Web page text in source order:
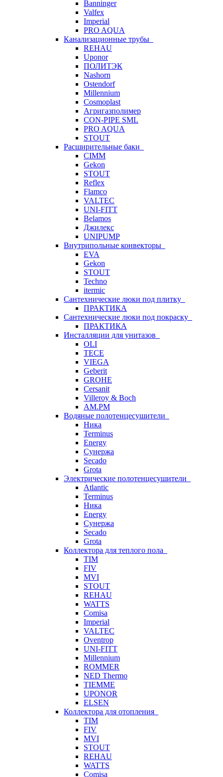
Banninger
Valfex
Imperial
PRO AQUA
Канализационные трубы
REHAU
Uponor
ПОЛИТЭК
Nashorn
Ostendorf
Millennium
Cosmoplast
Агригазполимер
CON-PIPE SML
PRO AQUA
STOUT
Расширительные баки
CIMM
Gekon
STOUT
Reflex
Flamco
VALTEC
UNI-FITT
Belamos
Джилекс
UNIPUMP
Внутрипольные конвекторы
EVA
Gekon
STOUT
Techno
itermic
Сантехнические люки под плитку
ПРАКТИКА
Сантехнические люки под покраску
ПРАКТИКА
Инсталляции для унитазов
OLI
TECE
VIEGA
Geberit
GROHE
Cersanit
Villeroy & Boch
AM.PM
Водяные полотенцесушители
Ника
Terminus
Energy
Сунержа
Secado
Grota
Электрические полотенцесушители
Atlantic
Terminus
Ника
Energy
Сунержа
Secado
Grota
Коллектора для теплого пола
TIM
FIV
MVI
STOUT
REHAU
WATTS
Comisa
Imperial
VALTEC
Oventrop
UNI-FITT
Millennium
ROMMER
NED Thermo
TIEMME
UPONOR
ELSEN
Коллектора для отопления
TIM
FIV
MVI
STOUT
REHAU
WATTS
Comisa